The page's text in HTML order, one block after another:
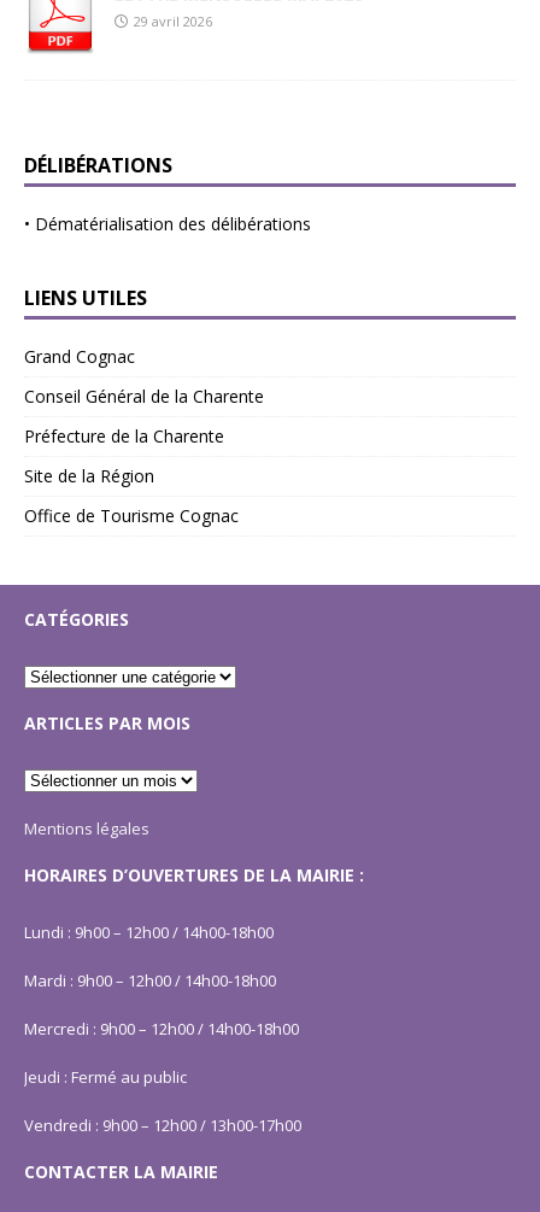
29 avril 2026
DÉLIBÉRATIONS
• Dématérialisation des délibérations
LIENS UTILES
Grand Cognac
Conseil Général de la Charente
Préfecture de la Charente
Site de la Région
Office de Tourisme Cognac
CATÉGORIES
ARTICLES PAR MOIS
Mentions légales
HORAIRES D’OUVERTURES DE LA MAIRIE :
Lundi : 9h00 – 12h00 / 14h00-18h00
Mardi : 9h00 – 12h00 / 14h00-18h00
Mercredi : 9h00 – 12h00 / 14h00-18h00
Jeudi : Fermé au public
Vendredi : 9h00 – 12h00 / 13h00-17h00
CONTACTER LA MAIRIE